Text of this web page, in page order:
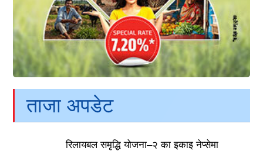
ताजा अपडेट
रिलायबल समृद्धि योजना–२ का इकाइ नेप्सेमा